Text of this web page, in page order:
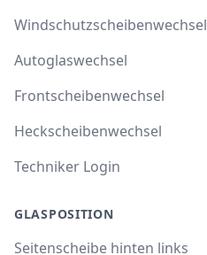
Windschutzscheibenwechsel
Autoglaswechsel
Frontscheibenwechsel
Heckscheibenwechsel
Techniker Login
GLASPOSITION
Seitenscheibe hinten links